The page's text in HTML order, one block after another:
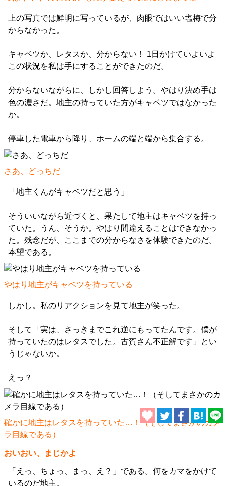
上の写真では鮮明に写っているが、肉眼ではいい塩梅で分
からなかった。
キャベツか、レタスか、分からない！ 1日かけていよいよ
この状況を私は手にすることができたのだ。
分からないながらに、しかし回答しよう。やはり決め手は
色の濃さだ。地主の持っていた方がキャベツではなかった
か。
停車した電車から降り、ホームの端と端から集合する。
さあ、どっちだ
「地主くんがキャベツだと思う」
そういいながら近づくと、果たして地主はキャベツを持っ
ていた。うん、そうか。やはり間違えることはできなかっ
た。残念だが、ここまでの分からなさを体験できたのだ。
本望である。
やはり地主がキャベツを持っている
しかし。私のリアクションを見て地主が笑った。
そして「実は、さっきまでこれ逆にもってたんです。僕が
持っていたのはレタスでした。古賀さん不正解です」とい
うじゃないか。
えっ？
確かに地主はレタスを持っていた…！（そしてまさかのカメ
ラ目線である）
おいおい、まじかよ
「えっ、ちょっ、まっ、え？」である。何をカマをかけて
いるのだ地主。